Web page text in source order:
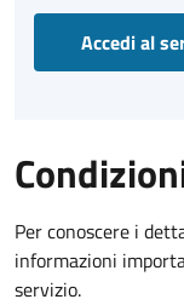
Accedi al
Per conoscere i
informazioni
servizio.